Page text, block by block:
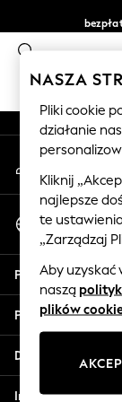
HOLIDAY
All
All
Bags &
Beach
Dresses
Flip
Sliders
Sandals
Shorts
An error occurred
Moje konto
Zaloguj się
Wybierz
Polski
Pomoc
Prywatność i
Działy
Inne usługi
NASZA
Pliki cookie
działanie
Kliknij
najlepsze
te
„Zarządzaj
Aby uzyskać
naszą
plików